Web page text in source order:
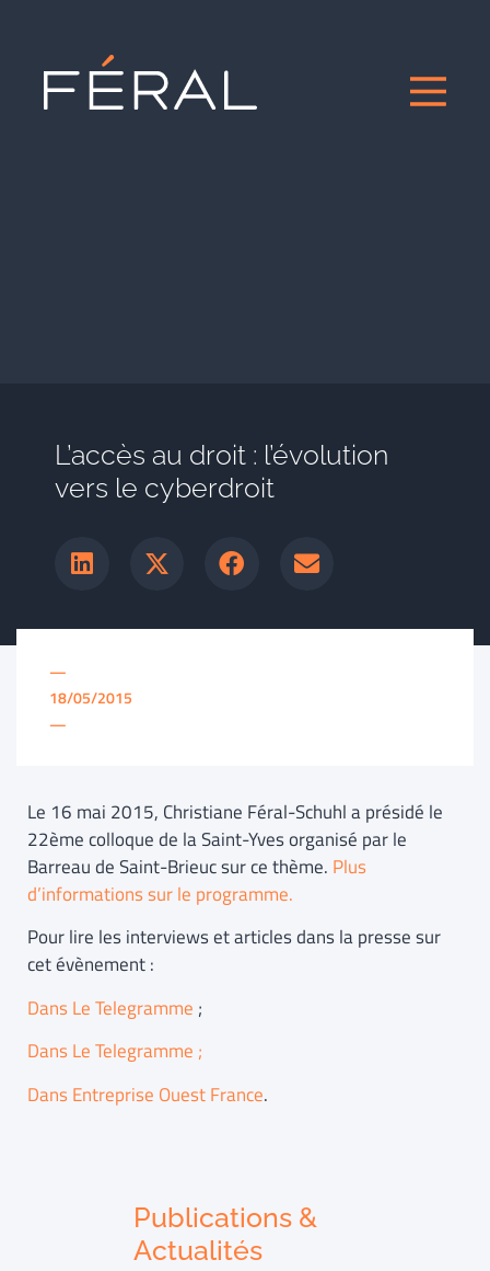
L’accès au droit : l’évolution
vers le cyberdroit
—
18/05/2015
—
Le 16 mai 2015, Christiane Féral-Schuhl a présidé le
22ème colloque de la Saint-Yves organisé par le
Barreau de Saint-Brieuc sur ce thème. Plus
d’informations sur le programme.
Pour lire les interviews et articles dans la presse sur
cet évènement :
Dans Le Telegramme ;
Dans Le Telegramme ;
Dans Entreprise Ouest France.
Publications &
Actualités